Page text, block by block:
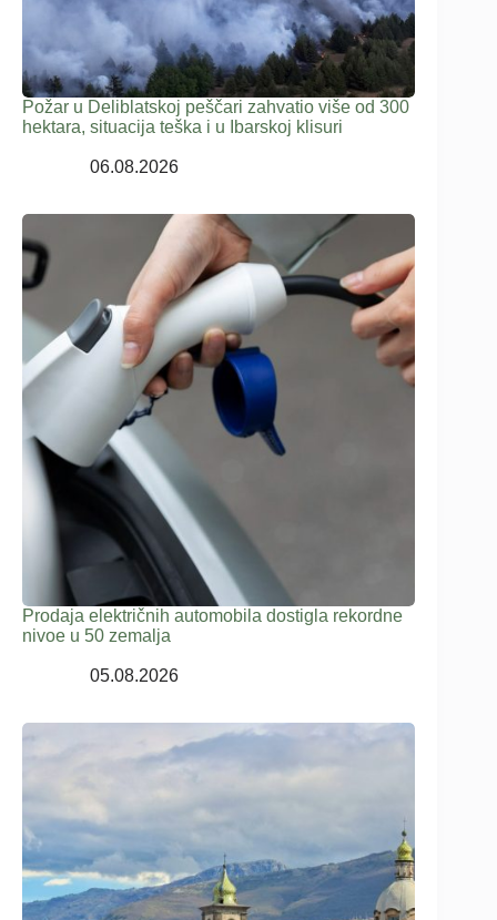
Požar u Deliblatskoj peščari zahvatio više od 300
hektara, situacija teška i u Ibarskoj klisuri
06.08.2026
Prodaja električnih automobila dostigla rekordne
nivoe u 50 zemalja
05.08.2026